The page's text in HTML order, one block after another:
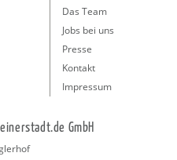
Das Team
Jobs bei uns
Presse
Kontakt
Impressum
GmbH